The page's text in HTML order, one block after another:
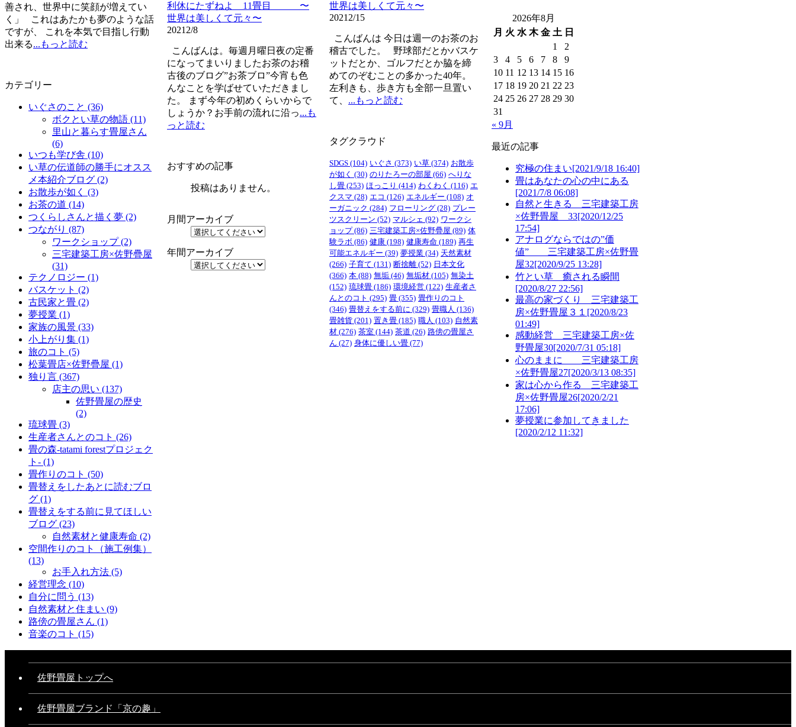
善され、世界中に笑顔が増えてい
く」 これはあたかも夢のような話
ですが、 これを本気で目指し行動
出来る...もっと読む
世界は美しくて元々〜
2021 2/15
こんばんは 今日は週一のお茶のお
稽古でした。 野球部だとかバスケ
ットだとか、ゴルフだとか脇を締
めてのぞむことの多かった40年。
左利きも、歩き方も全部一旦置い
て、 ...もっと読む
利休にたずねよ 11畳目 〜
世界は美しくて元々〜
2021 2/8
こんばんは。毎週月曜日夜の定番
になってまいりましたお茶のお稽
古後のブログ”お茶ブロ”今宵も色
んなことを学ばせていただきまし
た。 まず今年の初めくらいからで
しょうか？お手前の流れに沿っ...も
っと読む
2026年8月
月 火 水 木 金 土 日
1
2
3
4 5 6 7 8
9
10 11 12 13 14 15 16
17 18 19 20 21 22 23
24 25 26 27 28 29 30
31
« 9月
カテゴリー
いぐさのこと (36)
ボクとい草の物語 (11)
里山と暮らす畳屋さん
(6)
いつも学び舎 (10)
い草の伝道師の勝手にオスス
メ本紹介ブログ (2)
お散歩が如く (3)
お茶の道 (14)
つくらしさんと描く夢 (2)
つながり (87)
ワークショップ(2)
三宅建築工房×佐野疊屋
(31)
テクノロジー (1)
バスケット (2)
古民家と畳 (2)
夢授業 (1)
家族の風景 (33)
小上がり集 (1)
旅のコト (5)
松葉畳店×佐野疊屋 (1)
独り言 (367)
店主の思い (137)
佐野畳屋の歴史
(2)
琉球畳 (3)
生産者さんとのコト (26)
畳の森-tatami forestプロジェク
ト- (1)
畳作りのコト (50)
畳替えをしたあとに読むブロ
グ (1)
畳替えをする前に見てほしい
ブログ (23)
自然素材と健康寿命 (2)
空間作りのコト（施工例集）
(13)
お手入れ方法 (5)
経営理念 (10)
自分に問う (13)
自然素材と住まい (9)
路傍の畳屋さん (1)
音楽のコト (15)
タグクラウド
SDGS (104) いぐさ (373) い草 (374) お散歩
が如く (30) のりたろーの部屋 (66) へりな
し畳 (253) ほっこり (414) わくわく (116) エ
クスマ (28) エコ (126) エネルギー (108) オ
ーガニック (284) フローリング (28) プレー
ツスクリーン (52) マルシェ (92) ワークシ
ョップ(86) 三宅建築工房×佐野疊屋 (89) 体
験ラボ (86) 健康 (198) 健康寿命 (189) 再生
可能エネルギー (39) 夢授業 (34) 天然素材
(266) 子育て (131) 断捨離 (52) 日本文化
(366) 本 (88) 無垢 (46) 無垢材 (105) 無染土
(152) 琉球畳 (186) 環境経営 (122) 生産者さ
んとのコト (295) 畳 (355) 畳作りのコト
(346) 畳替えをする前に (329) 畳職人 (136)
畳雑貨 (201) 置き畳 (185) 職人 (103) 自然素
材 (276) 茶室 (144) 茶道 (26) 路傍の畳屋さ
ん (27) 身体に優しい畳 (77)
最近の記事
究極の住まい[2021/9/18 16:40]
畳はあなたの心の中にある
[2021/7/8 06:08]
自然と生きる 三宅建築工房
×佐野畳屋 33[2020/12/25
17:54]
アナログならではの”価
値” 三宅建築工房×佐野畳
屋32[2020/9/25 13:28]
竹とい草 癒される瞬間
[2020/8/27 22:56]
最高の家づくり 三宅建築工
房×佐野畳屋３１ [2020/8/23
01:49]
感動経営 三宅建築工房×佐
野畳屋30[2020/7/31 05:18]
心のままに 三宅建築工房
×佐野畳屋27[2020/3/13 08:35]
家は心から作る 三宅建築工
房×佐野畳屋26[2020/2/21
17:06]
夢授業に参加してきました
[2020/2/12 11:32]
おすすめの記事
投稿はありません。
月間アーカイブ
年間アーカイブ
佐野畳屋トップへ
佐野畳屋ブランド「京の趣」